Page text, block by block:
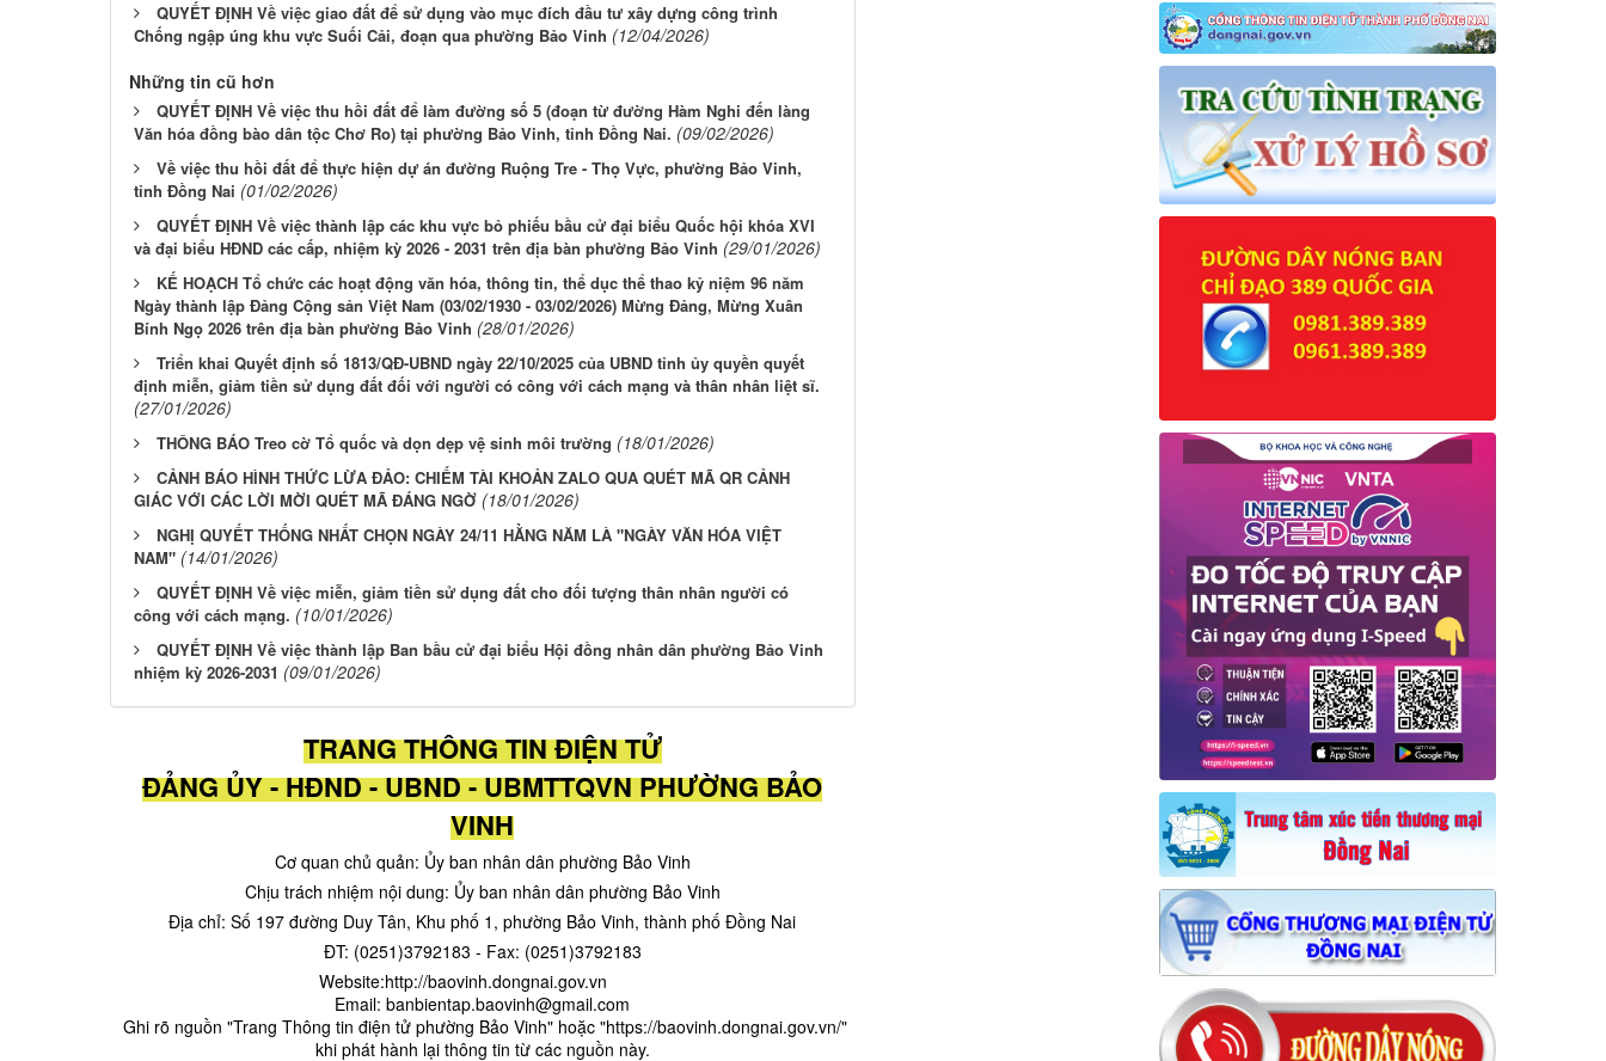
QUYẾT ĐỊNH Về việc giao đất để sử dụng vào mục đích đầu tư xây dựng công trình
Chống ngập úng khu vực Suối Cải, đoạn qua phường Bảo Vinh (12/04/2026)
Những tin cũ hơn
QUYẾT ĐỊNH Về việc thu hồi đất để làm đường số 5 (đoạn từ đường Hàm Nghi đến làng
Văn hóa đồng bào dân tộc Chơ Ro) tại phường Bảo Vinh, tỉnh Đồng Nai. (09/02/2026)
Về việc thu hồi đất để thực hiện dự án đường Ruộng Tre - Thọ Vực, phường Bảo Vinh,
tỉnh Đồng Nai (01/02/2026)
QUYẾT ĐỊNH Về việc thành lập các khu vực bỏ phiếu bầu cử đại biểu Quốc hội khóa XVI
và đại biểu HĐND các cấp, nhiệm kỳ 2026 - 2031 trên địa bàn phường Bảo Vinh (29/01/2026)
KẾ HOẠCH Tổ chức các hoạt động văn hóa, thông tin, thể dục thể thao kỷ niệm 96 năm
Ngày thành lập Đảng Cộng sản Việt Nam (03/02/1930 - 03/02/2026) Mừng Đảng, Mừng Xuân
Bính Ngọ 2026 trên địa bàn phường Bảo Vinh (28/01/2026)
Triển khai Quyết định số 1813/QĐ-UBND ngày 22/10/2025 của UBND tỉnh ủy quyền quyết
định miễn, giảm tiền sử dụng đất đối với người có công với cách mạng và thân nhân liệt sĩ.
(27/01/2026)
THÔNG BÁO Treo cờ Tổ quốc và dọn dẹp vệ sinh môi trường (18/01/2026)
CẢNH BÁO HÌNH THỨC LỪA ĐẢO: CHIẾM TÀI KHOẢN ZALO QUA QUÉT MÃ QR CẢNH
GIÁC VỚI CÁC LỜI MỜI QUÉT MÃ ĐÁNG NGỜ (18/01/2026)
NGHỊ QUYẾT THỐNG NHẤT CHỌN NGÀY 24/11 HẰNG NĂM LÀ "NGÀY VĂN HÓA VIỆT
NAM" (14/01/2026)
QUYẾT ĐỊNH Về việc miễn, giảm tiền sử dụng đất cho đối tượng thân nhân người có
công với cách mạng. (10/01/2026)
QUYẾT ĐỊNH Về việc thành lập Ban bầu cử đại biểu Hội đồng nhân dân phường Bảo Vinh
nhiệm kỳ 2026-2031 (09/01/2026)
TRANG THÔNG TIN ĐIỆN TỬ
ĐẢNG ỦY - HĐND - UBND - UBMTTQVN PHƯỜNG BẢO
VINH
Cơ quan chủ quản: Ủy ban nhân dân phường Bảo Vinh
Chịu trách nhiệm nội dung: Ủy ban nhân dân phường Bảo Vinh
Địa chỉ: Số 197 đường Duy Tân, Khu phố 1, phường Bảo Vinh, thành phố Đồng Nai
ĐT: (0251)3792183 - Fax: (0251)3792183
Website:http://baovinh.dongnai.gov.vn
Email: banbientap.baovinh@gmail.com
​ Ghi rõ nguồn "Trang Thông tin điện tử phường Bảo Vinh" hoặc "https://baovinh.dongnai.gov.vn/"
khi phát hành lại thông tin từ các nguồn này.